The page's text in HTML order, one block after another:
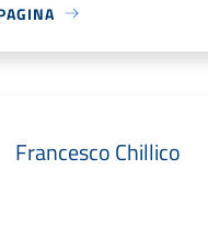
Francesco Chillico